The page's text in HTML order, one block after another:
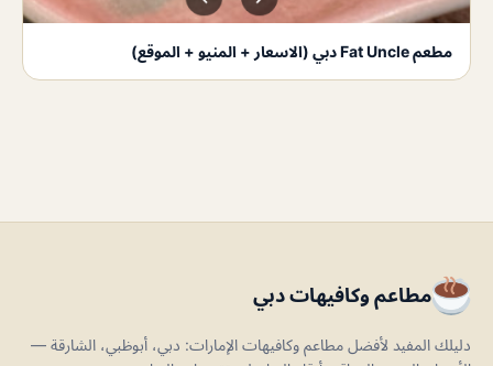
مطعم Fat Uncle دبي (الاسعار + المنيو + الموقع)
مطاعم وكافيهات دبي
دليلك المفيد لأفضل مطاعم وكافيهات الإمارات: دبي، أبوظبي، الشارقة —